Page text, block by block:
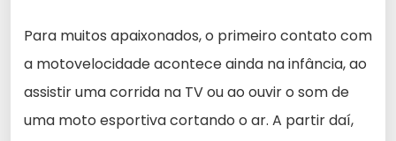
Para muitos apaixonados, o primeiro contato com
a motovelocidade acontece ainda na infância, ao
assistir uma corrida na TV ou ao ouvir o som de
uma moto esportiva cortando o ar. A partir daí,